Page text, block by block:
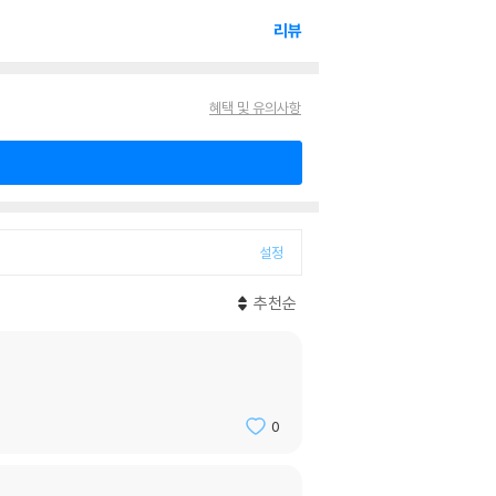
리뷰
혜택 및 유의사항
설정
추천순
0